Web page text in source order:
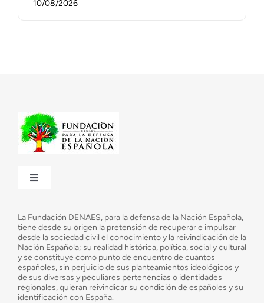
10/08/2026
Toggle
¿Cuáles son nuestros objetivos?
Consejo Asesor
La Fundación DENAES, para la defensa de la Nación Española,
tiene desde su origen la pretensión de recuperar e impulsar
desde la sociedad civil el conocimiento y la reivindicación de la
Nación Española; su realidad histórica, política, social y cultural
y se constituye como punto de encuentro de cuantos
españoles, sin perjuicio de sus planteamientos ideológicos y
de sus diversas y peculiares pertenencias o identidades
regionales, quieran reivindicar su condición de españoles y su
identificación con España.